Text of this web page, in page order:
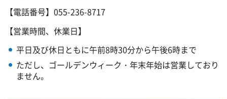
【電話番号】055-236-8717
【営業時間、休業日】
平日及び休日ともに午前8時30分から午後6時まで
ただし、ゴールデンウィーク・年末年始は営業しており
ません。